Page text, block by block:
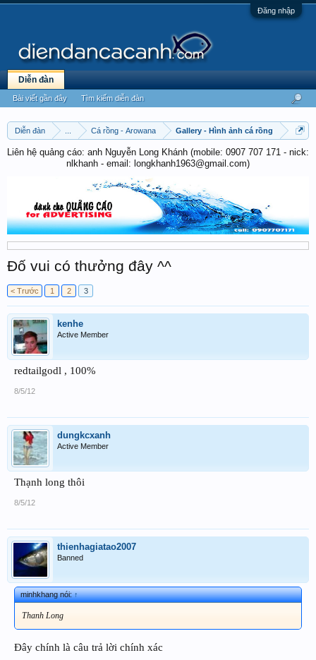
Đăng nhập
Diễn đàn Cá rồng - Arowana Gallery - Hình ảnh cá rồng
Liên hệ quảng cáo: anh Nguyễn Long Khánh (mobile: 0907 707 171 - nick:
nlkhanh - email: longkhanh1963@gmail.com)
Đố vui có thưởng đây ^^
< Trước 1 2 3
kenhe
Active Member
redtailgodl , 100%
8/5/12
dungkcxanh
Active Member
Thạnh long thôi
8/5/12
thienhagiatao2007
Banned
minhkhang nói:↑
Thanh Long
Đây chính là câu trả lời chính xác
Diễn đàn
Bài viết gần đây Tìm kiếm diễn đàn